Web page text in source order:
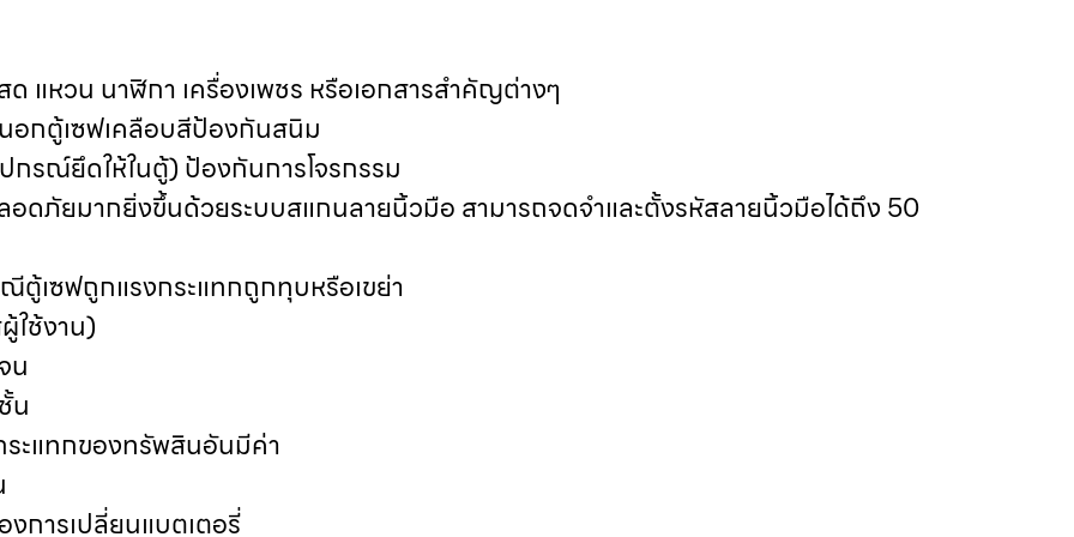
ด แหวน นาฬิกา เครื่องเพชร หรือเอกสารสำคัญต่างๆ
อกตู้เซฟเคลือบสีป้องกันสนิม
รณ์ยึดให้ในตู้) ป้องกันการโจรกรรม
ดภัยมากยิ่งขึ้นด้วยระบบสแกนลายนิ้วมือ สามารถจดจำและตั้งรหัสลายนิ้วมือได้ถึง 50
ตู้เซฟถูกแรงกระแทกถูกทุบหรือเขย่า
ใช้งาน)
น
น
ะแทกของทรัพสินอันมีค่า
การเปลี่ยนแบตเตอรี่